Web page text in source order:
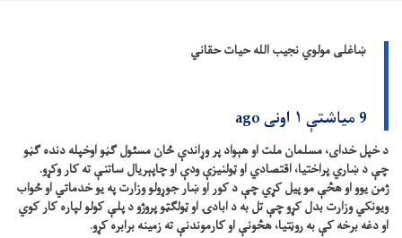
ښاغلی مولوي نجیب الله حیات حقاني
9 میاشتې ۱ اونی ago
د خپل خدای، مسلمان ملت او هېواد پر وړاندې ځان مسئول ګڼو اوخپله دنده ګڼو
چې د ښاري پراختیا، اقتصادي او ټولنیزې ودې او چاپېریال ساتنې ته کار وکړو.
ژمن یوو او هڅې مو پیل کړي چې د کور او ښار جوړولو وزارت په یو خدماتي او ځواب
ویونکي وزارت بدل کړو چې تل به د ابادۍ او ټولګټو پروژو د پلې کولو لپاره کار کوي
او دغه برخه کې به روڼتیا، هڅونې او کارموندنې ته زمینه برابره کړو.